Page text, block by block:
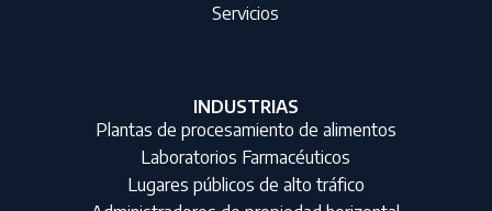
Servicios
INDUSTRIAS
Plantas de procesamiento de alimentos
Laboratorios Farmacéuticos
Lugares públicos de alto tráfico